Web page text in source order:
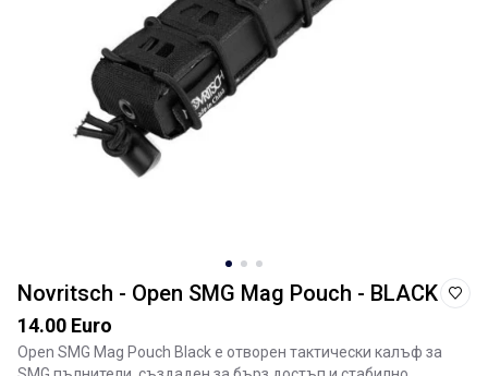
Novritsch - Open SMG Mag Pouch - BLACK
14.00 Euro
Open SMG Mag Pouch Black е отворен тактически калъф за